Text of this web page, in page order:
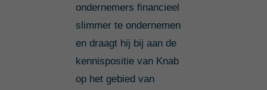
ondernemers financieel
slimmer te ondernemen
en draagt hij bij aan de
kennispositie van Knab
op het gebied van